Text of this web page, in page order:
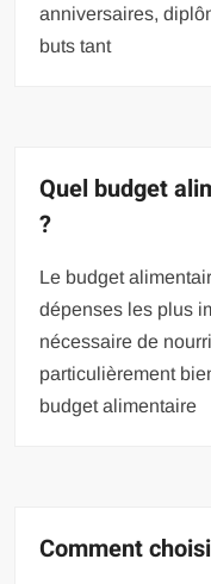
anniversaires,
buts tant
Quel budget
?
Le budget
dépenses les plus
nécessaire de
particulièrement
budget alimentaire
Comment